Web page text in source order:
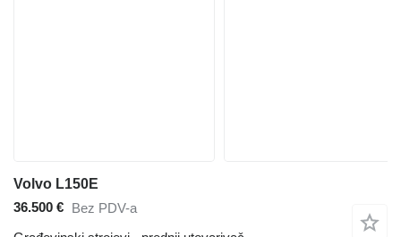
Volvo L150E
36.500 € Bez PDV-a